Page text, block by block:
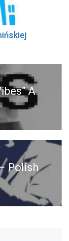
A.
Polish